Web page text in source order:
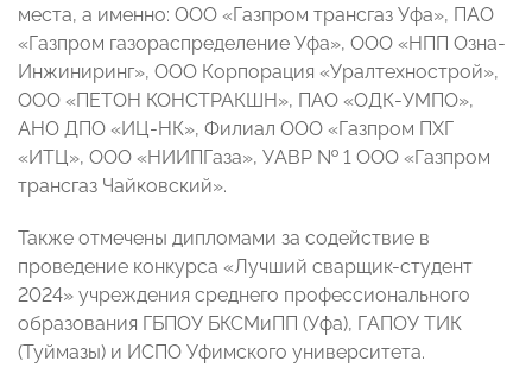
места, а именно: ООО «Газпром трансгаз Уфа», ПАО
«Газпром газораспределение Уфа», ООО «НПП Озна-
Инжиниринг», ООО Корпорация «Уралтехнострой»,
ООО «ПЕТОН КОНСТРАКШН», ПАО «ОДК-УМПО»,
АНО ДПО «ИЦ-НК», Филиал ООО «Газпром ПХГ
«ИТЦ», ООО «НИИПГаза», УАВР № 1 ООО «Газпром
трансгаз Чайковский».
Также отмечены дипломами за содействие в
проведение конкурса «Лучший сварщик-студент
2024» учреждения среднего профессионального
образования ГБПОУ БКСМиПП (Уфа), ГАПОУ ТИК
(Туймазы) и ИСПО Уфимского университета.